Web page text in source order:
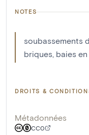
NOTES
soubassements
briques, baies
DROITS &
Métadonnées
CC0